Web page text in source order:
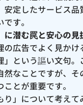
安定したサービス品
す。
に潜む罠と安心の見
の広告でよく見かけ
」という謳い文句。
然なことですが、そ
とが重要です。
り」について考えて